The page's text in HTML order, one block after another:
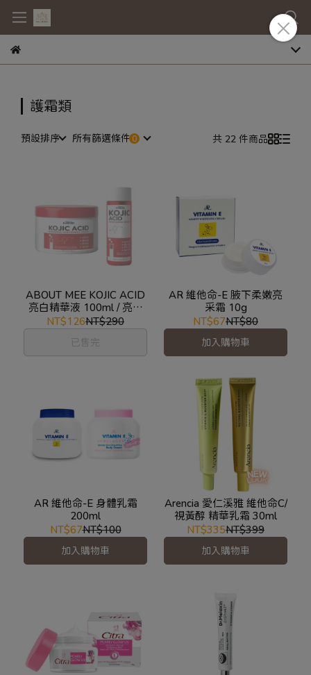
護霜類
預設排序 所有篩選條件 共 22 件商品
ABOUT MEE KOJIC ACID
亮白精華液 100ml / 亮白
霜 200ml
NT$126NT$290
已售完
AR 維他命-E 腋下柔嫩亮
采霜 10g
NT$67NT$80
加入購物車
AR 維他命-E 身體乳霜
200ml
NT$67NT$100
加入購物車
Arencia 愛仁溪雅 維他命C/
視黃醇 精華乳霜 30ml
NT$335NT$399
加入購物車